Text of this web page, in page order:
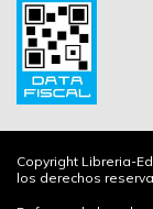
Copyright Libreria-
los derechos